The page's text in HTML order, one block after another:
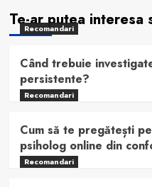
Te-ar putea interesa
Recomandari
Când trebuie
persistente?
Recomandari
Cum să te pregătești
psiholog online din
Recomandari